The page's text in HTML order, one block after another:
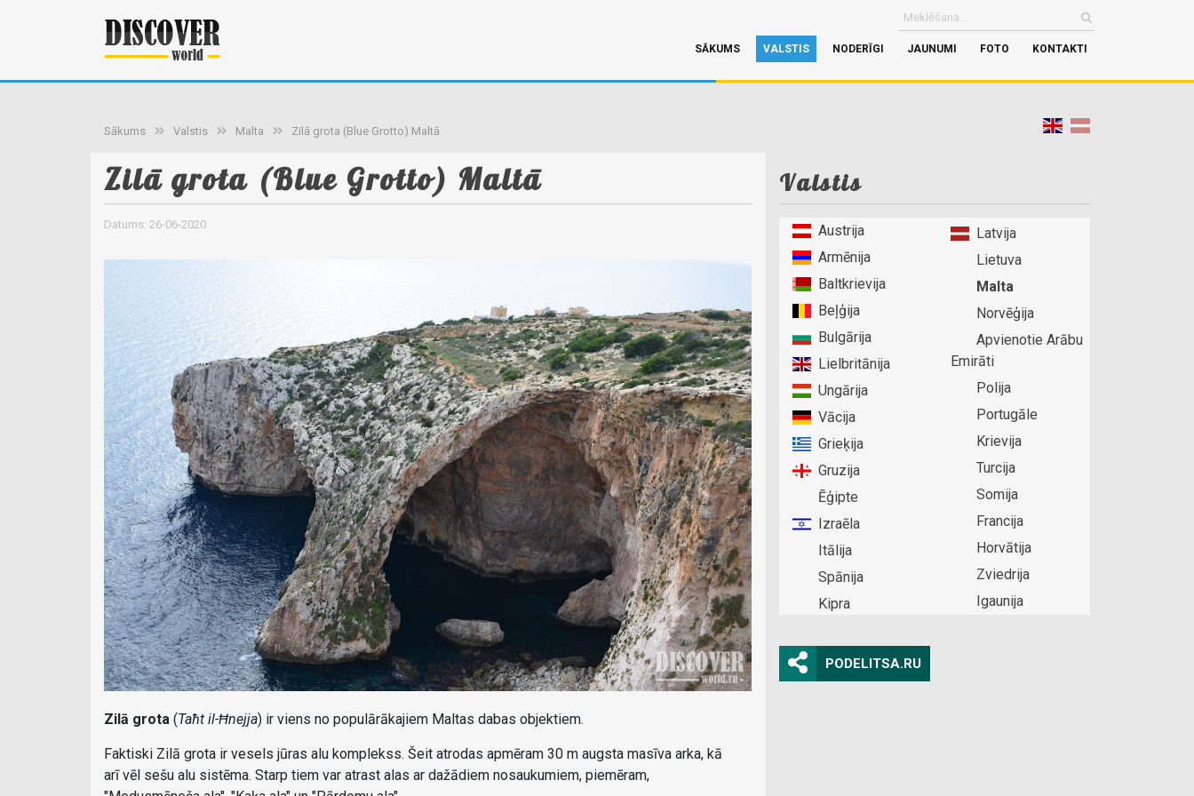
SĀKUMS VALSTIS NODERĪGI JAUNUMI FOTO KONTAKTI
Sākums Valstis Malta Zilā grota (Blue Grotto) Maltā
Zilā grota (Blue Grotto) Maltā
Datums: 26-06-2020
Zilā grota (Taħt il-Ħnejja) ir viens no populārākajiem Maltas dabas objektiem.
Faktiski Zilā grota ir vesels jūras alu komplekss. Šeit atrodas apmēram 30 m augsta masīva arka, kā
arī vēl sešu alu sistēma. Starp tiem var atrast alas ar dažādiem nosaukumiem, piemēram,
Valstis
Austrija
Armēnija
Baltkrievija
Beļģija
Bulgārija
Lielbritānija
Ungārija
Vācija
Grieķija
Gruzija
Ēģipte
Izraēla
Itālija
Spānija
Kipra
Latvija
Lietuva
Malta
Norvēģija
Apvienotie Arābu
Emirāti
Polija
Portugāle
Krievija
Turcija
Somija
Francija
Horvātija
Zviedrija
Igaunija
PODELITSA.RU